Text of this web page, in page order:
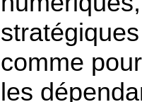
comme
les